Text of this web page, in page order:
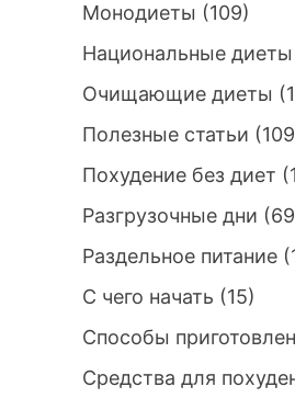
Монодиеты (109)
Национальные диеты
Очищающие диеты
Полезные статьи
Похудение без диет
Разгрузочные дни
Раздельное питание
С чего начать (15)
Способы
Средства для